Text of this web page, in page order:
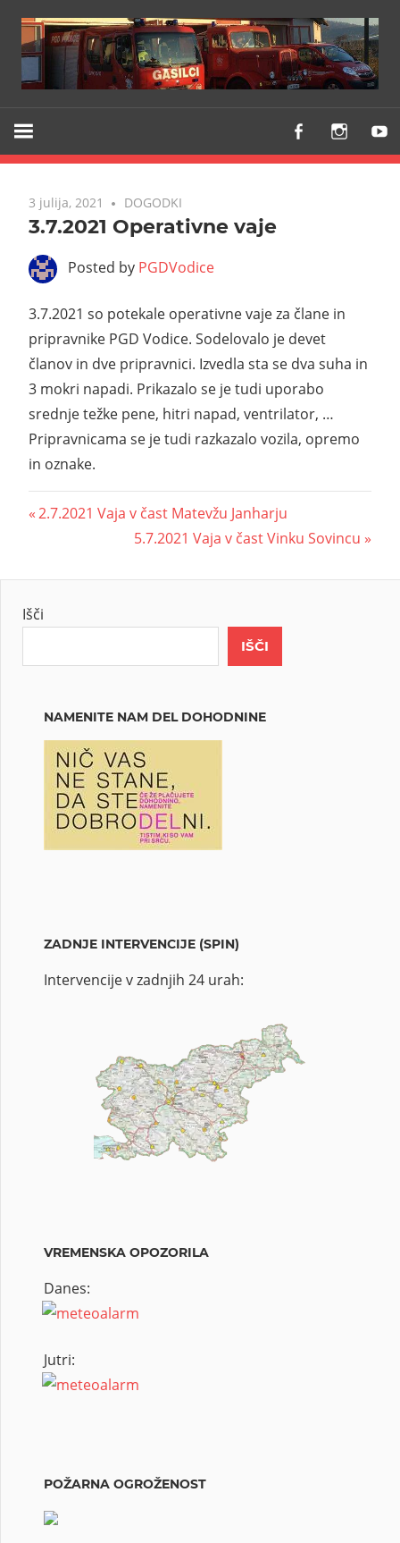
VODICE
vami
že
1903
3 julija, 2021 DOGODKI
3.7.2021 Operativne vaje
Posted by PGDVodice
3.7.2021 so potekale operativne vaje za člane in
pripravnike PGD Vodice. Sodelovalo je devet
članov in dve pripravnici. Izvedla sta se dva suha in
3 mokri napadi. Prikazalo se je tudi uporabo
srednje težke pene, hitri napad, ventrilator, …
Pripravnicama se je tudi razkazalo vozila, opremo
in oznake.
2.7.2021 Vaja v čast Matevžu Janharju
5.7.2021 Vaja v čast Vinku Sovincu
Išči
IŠČI
NAMENITE NAM DEL DOHODNINE
ZADNJE INTERVENCIJE (SPIN)
Intervencije v zadnjih 24 urah:
VREMENSKA OPOZORILA
Danes:
Jutri:
POŽARNA OGROŽENOST